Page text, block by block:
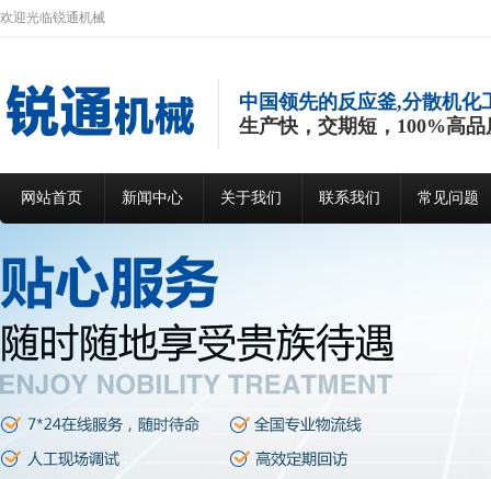
欢迎光临锐通机械
中国领先的反应釜,分散机化
生产快，交期短，100%高品
网站首页 新闻中心 关于我们 联系我们 常见问题